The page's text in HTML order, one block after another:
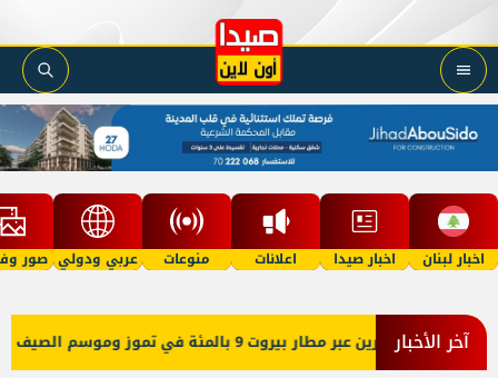
اخبار لبنان اخبار صيدا اعلانات منوعات عربي ودولي صور
آخر الأخبار
عبر مطار بيروت 9 بالمئة في تموز وموسم الصيف دون مستويات 2025